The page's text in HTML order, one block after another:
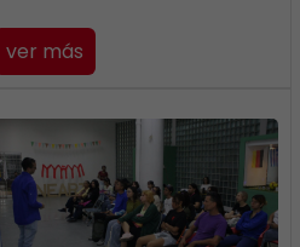
ver más